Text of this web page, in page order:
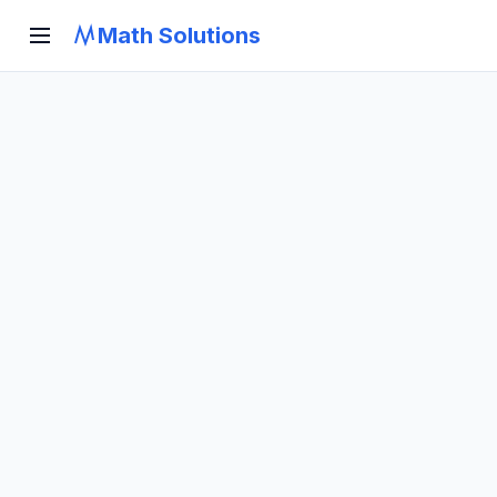
Math Solutions